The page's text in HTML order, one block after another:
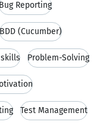
Reporting
BDD (Cucumber)
Problem-Solving
Test Management